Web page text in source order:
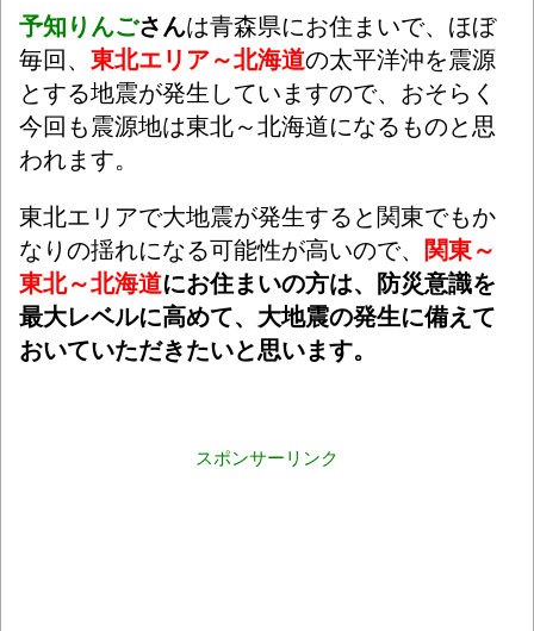
予知りんごさんは青森県にお住まいで、ほぼ
毎回、 東北エリア～北海道の太平洋沖を震源
とする地震が発生していますので、おそらく
今回も震源地は東北～北海道になるものと思
われます。
東北エリアで大地震が発生すると関東でもか
なりの揺れになる可能性が高いので、
関東～
東北～北海道にお住まいの方は、防災意識を
最大レベルに高めて、大地震の発生に備えて
おいていただきたいと思います。
スポンサーリンク